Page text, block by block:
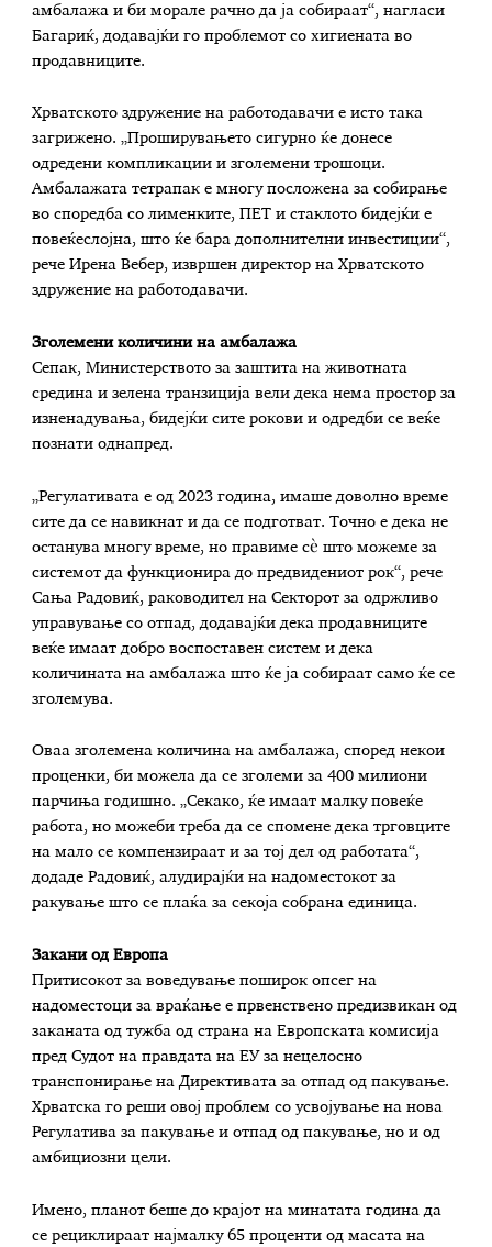
амбалажа и би морале рачно да ја собираат“, нагласи
Багариќ, додавајќи го проблемот со хигиената во
продавниците.
Хрватското здружение на работодавачи е исто така
загрижено. „Проширувањето сигурно ќе донесе
одредени компликации и зголемени трошоци.
Амбалажата тетрапак е многу посложена за собирање
во споредба со лименките, ПЕТ и стаклото бидејќи е
повеќеслојна, што ќе бара дополнителни инвестиции“,
рече Ирена Вебер, извршен директор на Хрватското
здружение на работодавачи.
Зголемени количини на амбалажа
Сепак, Министерството за заштита на животната
средина и зелена транзиција вели дека нема простор за
изненадувања, бидејќи сите рокови и одредби се веќе
познати однапред.
„Регулативата е од 2023 година, имаше доволно време
сите да се навикнат и да се подготват. Точно е дека не
останува многу време, но правиме сè што можеме за
системот да функционира до предвидениот рок“, рече
Сања Радовиќ, раководител на Секторот за одржливо
управување со отпад, додавајќи дека продавниците
веќе имаат добро воспоставен систем и дека
количината на амбалажа што ќе ја собираат само ќе се
зголемува.
Оваа зголемена количина на амбалажа, според некои
проценки, би можела да се зголеми за 400 милиони
парчиња годишно. „Секако, ќе имаат малку повеќе
работа, но можеби треба да се спомене дека трговците
на мало се компензираат и за тој дел од работата“,
додаде Радовиќ, алудирајќи на надоместокот за
ракување што се плаќа за секоја собрана единица.
Закани од Европа
Притисокот за воведување поширок опсег на
надоместоци за враќање е првенствено предизвикан од
заканата од тужба од страна на Европската комисија
пред Судот на правдата на ЕУ за нецелосно
транспонирање на Директивата за отпад од пакување.
Хрватска го реши овој проблем со усвојување на нова
Регулатива за пакување и отпад од пакување, но и од
амбициозни цели.
Имено, планот беше до крајот на минатата година да
се рециклираат најмалку 65 проценти од масата на